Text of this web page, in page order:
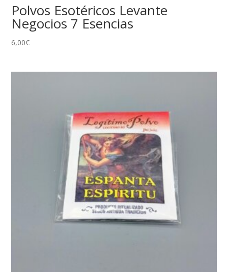
Polvos Esotéricos Levante
Negocios 7 Esencias
6,00€